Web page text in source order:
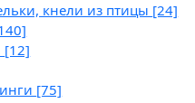
кнели из птицы [24]
[12]
[75]